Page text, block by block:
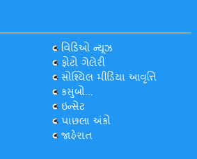
વિડિઓ ન્યૂઝ
ફોટો ગેલેરી
સોશ્યિલ મીડિયા આવૃત્તિ
કસુંબો...
ઇન્સેટ
પાછલા અંકો
જાહેરાત